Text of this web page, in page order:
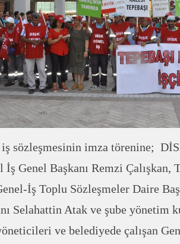
sözleşmesinin imza törenine;
Genel Başkanı Remzi Çalışkan,
İş Toplu Sözleşmeler Daire
Selahattin Atak ve şube yönetim
ve belediyede çalışan